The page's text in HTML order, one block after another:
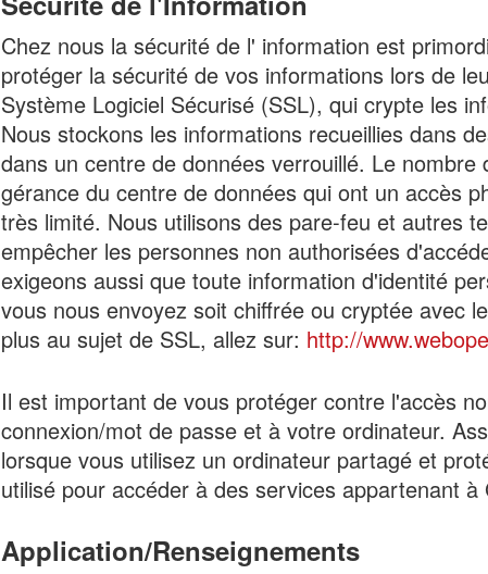
Chez nous la sécurité de l' information est
protéger la sécurité de vos informations lors de
Système Logiciel Sécurisé (SSL), qui crypte les
Nous stockons les informations recueillies dans
dans un centre de données verrouillé. Le nombre
gérance du centre de données qui ont un accès
très limité. Nous utilisons des pare-feu et autres
empêcher les personnes non authorisées
exigeons aussi que toute information d'identité
vous nous envoyez soit chiffrée ou cryptée avec
plus au sujet de SSL, allez sur: http://
Il est important de vous protéger contre l'accès
connexion/mot de passe et à votre ordinateur.
lorsque vous utilisez un ordinateur partagé et
utilisé pour accéder à des services appartenant à
Application/Renseignements